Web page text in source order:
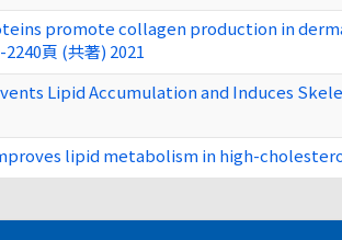
promote collagen production in
頁 (共著) 2021
Lipid Accumulation and Induces
lipid metabolism in high-